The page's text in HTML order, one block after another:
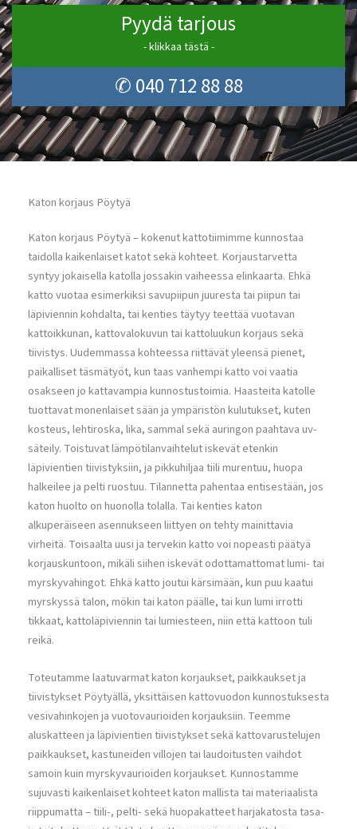
Pyydä tarjous
- klikkaa tästä -
✆ 040 712 88 88
Katon korjaus Pöytyä
Katon korjaus Pöytyä – kokenut kattotiimimme kunnostaa
taidolla kaikenlaiset katot sekä kohteet. Korjaustarvetta
syntyy jokaisella katolla jossakin vaiheessa elinkaarta. Ehkä
katto vuotaa esimerkiksi savupiipun juuresta tai piipun tai
läpiviennin kohdalta, tai kenties täytyy teettää vuotavan
kattoikkunan, kattovalokuvun tai kattoluukun korjaus sekä
tiivistys. Uudemmassa kohteessa riittävät yleensä pienet,
paikalliset täsmätyöt, kun taas vanhempi katto voi vaatia
osakseen jo kattavampia kunnostustoimia. Haasteita katolle
tuottavat monenlaiset sään ja ympäristön kulutukset, kuten
kosteus, lehtiroska, lika, sammal sekä auringon paahtava uv-
säteily. Toistuvat lämpötilanvaihtelut iskevät etenkin
läpivientien tiivistyksiin, ja pikkuhiljaa tiili murentuu, huopa
halkeilee ja pelti ruostuu. Tilannetta pahentaa entisestään, jos
katon huolto on huonolla tolalla. Tai kenties katon
alkuperäiseen asennukseen liittyen on tehty mainittavia
virheitä. Toisaalta uusi ja tervekin katto voi nopeasti päätyä
korjauskuntoon, mikäli siihen iskevät odottamattomat lumi- tai
myrskyvahingot. Ehkä katto joutui kärsimään, kun puu kaatui
myrskyssä talon, mökin tai katon päälle, tai kun lumi irrotti
tikkaat, kattoläpiviennin tai lumiesteen, niin että kattoon tuli
reikä.
Toteutamme laatuvarmat katon korjaukset, paikkaukset ja
tiivistykset Pöytyällä, yksittäisen kattovuodon kunnostuksesta
vesivahinkojen ja vuotovaurioiden korjauksiin. Teemme
aluskatteen ja läpivientien tiivistykset sekä kattovarustelujen
paikkaukset, kastuneiden villojen tai laudoitusten vaihdot
samoin kuin myrskyvaurioiden korjaukset. Kunnostamme
sujuvasti kaikenlaiset kohteet katon mallista tai materiaalista
riippumatta – tiili-, pelti- sekä huopakatteet harjakatosta tasa-